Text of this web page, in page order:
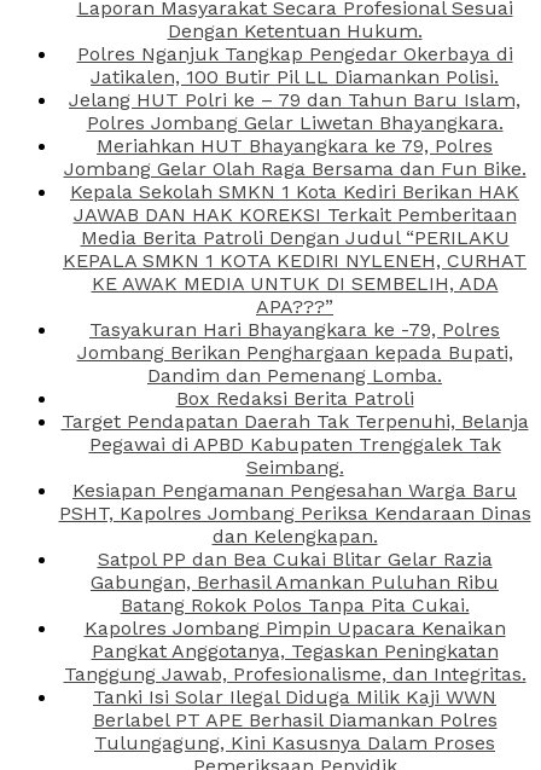
Laporan Masyarakat Secara Profesional Sesuai
Dengan Ketentuan Hukum.
Polres Nganjuk Tangkap Pengedar Okerbaya di
Jatikalen, 100 Butir Pil LL Diamankan Polisi.
Jelang HUT Polri ke – 79 dan Tahun Baru Islam,
Polres Jombang Gelar Liwetan Bhayangkara.
Meriahkan HUT Bhayangkara ke 79, Polres
Jombang Gelar Olah Raga Bersama dan Fun Bike.
Kepala Sekolah SMKN 1 Kota Kediri Berikan HAK
JAWAB DAN HAK KOREKSI Terkait Pemberitaan
Media Berita Patroli Dengan Judul “PERILAKU
KEPALA SMKN 1 KOTA KEDIRI NYLENEH, CURHAT
KE AWAK MEDIA UNTUK DI SEMBELIH, ADA
APA???”
Tasyakuran Hari Bhayangkara ke -79, Polres
Jombang Berikan Penghargaan kepada Bupati,
Dandim dan Pemenang Lomba.
Box Redaksi Berita Patroli
Target Pendapatan Daerah Tak Terpenuhi, Belanja
Pegawai di APBD Kabupaten Trenggalek Tak
Seimbang.
Kesiapan Pengamanan Pengesahan Warga Baru
PSHT, Kapolres Jombang Periksa Kendaraan Dinas
dan Kelengkapan.
Satpol PP dan Bea Cukai Blitar Gelar Razia
Gabungan, Berhasil Amankan Puluhan Ribu
Batang Rokok Polos Tanpa Pita Cukai.
Kapolres Jombang Pimpin Upacara Kenaikan
Pangkat Anggotanya, Tegaskan Peningkatan
Tanggung Jawab, Profesionalisme, dan Integritas.
Tanki Isi Solar Ilegal Diduga Milik Kaji WWN
Berlabel PT APE Berhasil Diamankan Polres
Tulungagung, Kini Kasusnya Dalam Proses